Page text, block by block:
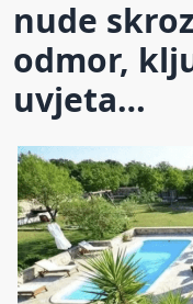
nude
odmor,
uvjeta…